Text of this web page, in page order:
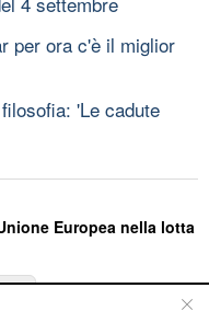
per ora c'è il miglior
'Le cadute
Europea nella lotta